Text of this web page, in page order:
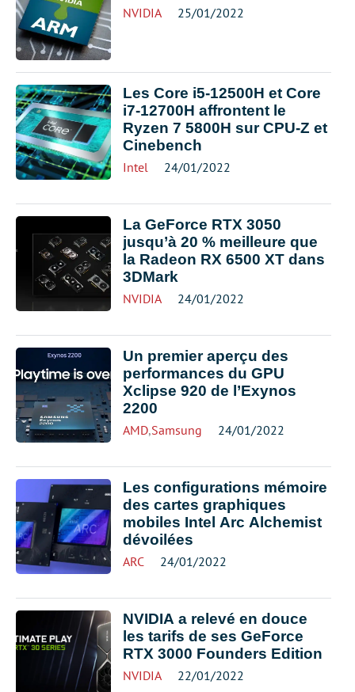
NVIDIA 25/01/2022
Les Core i5-12500H et Core
i7-12700H affrontent le
Ryzen 7 5800H sur CPU-Z et
Cinebench
Intel 24/01/2022
La GeForce RTX 3050
jusqu’à 20 % meilleure que
la Radeon RX 6500 XT dans
3DMark
NVIDIA 24/01/2022
Un premier aperçu des
performances du GPU
Xclipse 920 de l’Exynos
2200
AMD,Samsung 24/01/2022
Les configurations mémoire
des cartes graphiques
mobiles Intel Arc Alchemist
dévoilées
ARC 24/01/2022
NVIDIA a relevé en douce
les tarifs de ses GeForce
RTX 3000 Founders Edition
NVIDIA 22/01/2022